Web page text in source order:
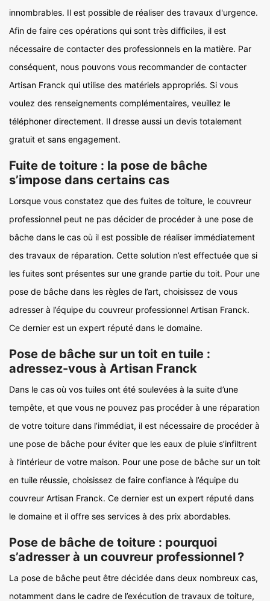
innombrables. Il est possible de réaliser des travaux d'urgence.
Afin de faire ces opérations qui sont très difficiles, il est
nécessaire de contacter des professionnels en la matière. Par
conséquent, nous pouvons vous recommander de contacter
Artisan Franck qui utilise des matériels appropriés. Si vous
voulez des renseignements complémentaires, veuillez le
téléphoner directement. Il dresse aussi un devis totalement
gratuit et sans engagement.
Fuite de toiture : la pose de bâche
s’impose dans certains cas
Lorsque vous constatez que des fuites de toiture, le couvreur
professionnel peut ne pas décider de procéder à une pose de
bâche dans le cas où il est possible de réaliser immédiatement
des travaux de réparation. Cette solution n’est effectuée que si
les fuites sont présentes sur une grande partie du toit. Pour une
pose de bâche dans les règles de l’art, choisissez de vous
adresser à l’équipe du couvreur professionnel Artisan Franck.
Ce dernier est un expert réputé dans le domaine.
Pose de bâche sur un toit en tuile :
adressez-vous à Artisan Franck
Dans le cas où vos tuiles ont été soulevées à la suite d’une
tempête, et que vous ne pouvez pas procéder à une réparation
de votre toiture dans l’immédiat, il est nécessaire de procéder à
une pose de bâche pour éviter que les eaux de pluie s’infiltrent
à l’intérieur de votre maison. Pour une pose de bâche sur un toit
en tuile réussie, choisissez de faire confiance à l’équipe du
couvreur Artisan Franck. Ce dernier est un expert réputé dans
le domaine et il offre ses services à des prix abordables.
Pose de bâche de toiture : pourquoi
s’adresser à un couvreur professionnel ?
La pose de bâche peut être décidée dans deux nombreux cas,
notamment dans le cadre de l’exécution de travaux de toiture,